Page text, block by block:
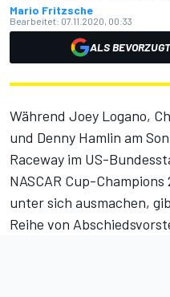
Mario Fritzsche
Bearbeitet: 07.11.2020, 00:33
ALS
Während Joey Logano,
und Denny Hamlin am
Raceway im US-
NASCAR Cup-
unter sich ausmachen,
Reihe von